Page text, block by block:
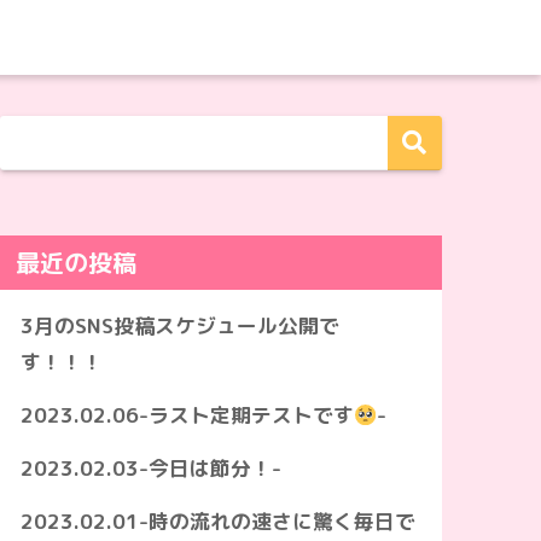
最近の投稿
3月のSNS投稿スケジュール公開で
す！！！
2023.02.06-ラスト定期テストです
-
2023.02.03-今日は節分！-
2023.02.01-時の流れの速さに驚く毎日で